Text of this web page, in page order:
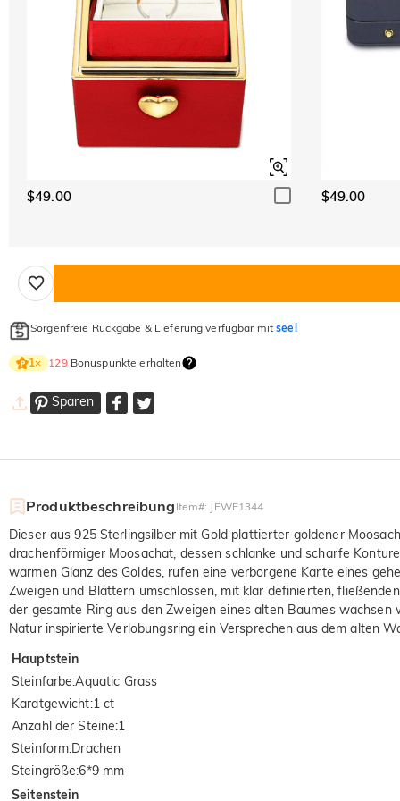
$49.00 $49.00
Sorgenfreie Rückgabe & Lieferung verfügbar mitseel
1× 129Bonuspunkte erhalten
Sparen
Produktbeschreibung Item#: JEWE1344
Dieser aus 925 Sterlingsilber mit Gold plattierter goldener
drachenförmiger Moosachat, dessen schlanke und scharfe
warmen Glanz des Goldes, rufen eine verborgene Karte eines
Zweigen und Blättern umschlossen, mit klar definierten,
der gesamte Ring aus den Zweigen eines alten Baumes
Natur inspirierte Verlobungsring ein Versprechen aus dem alten
Hauptstein
Steinfarbe:Aquatic Grass
Karatgewicht:1 ct
Anzahl der Steine:1
Steinform:Drachen
Steingröße:6*9 mm
Seitenstein